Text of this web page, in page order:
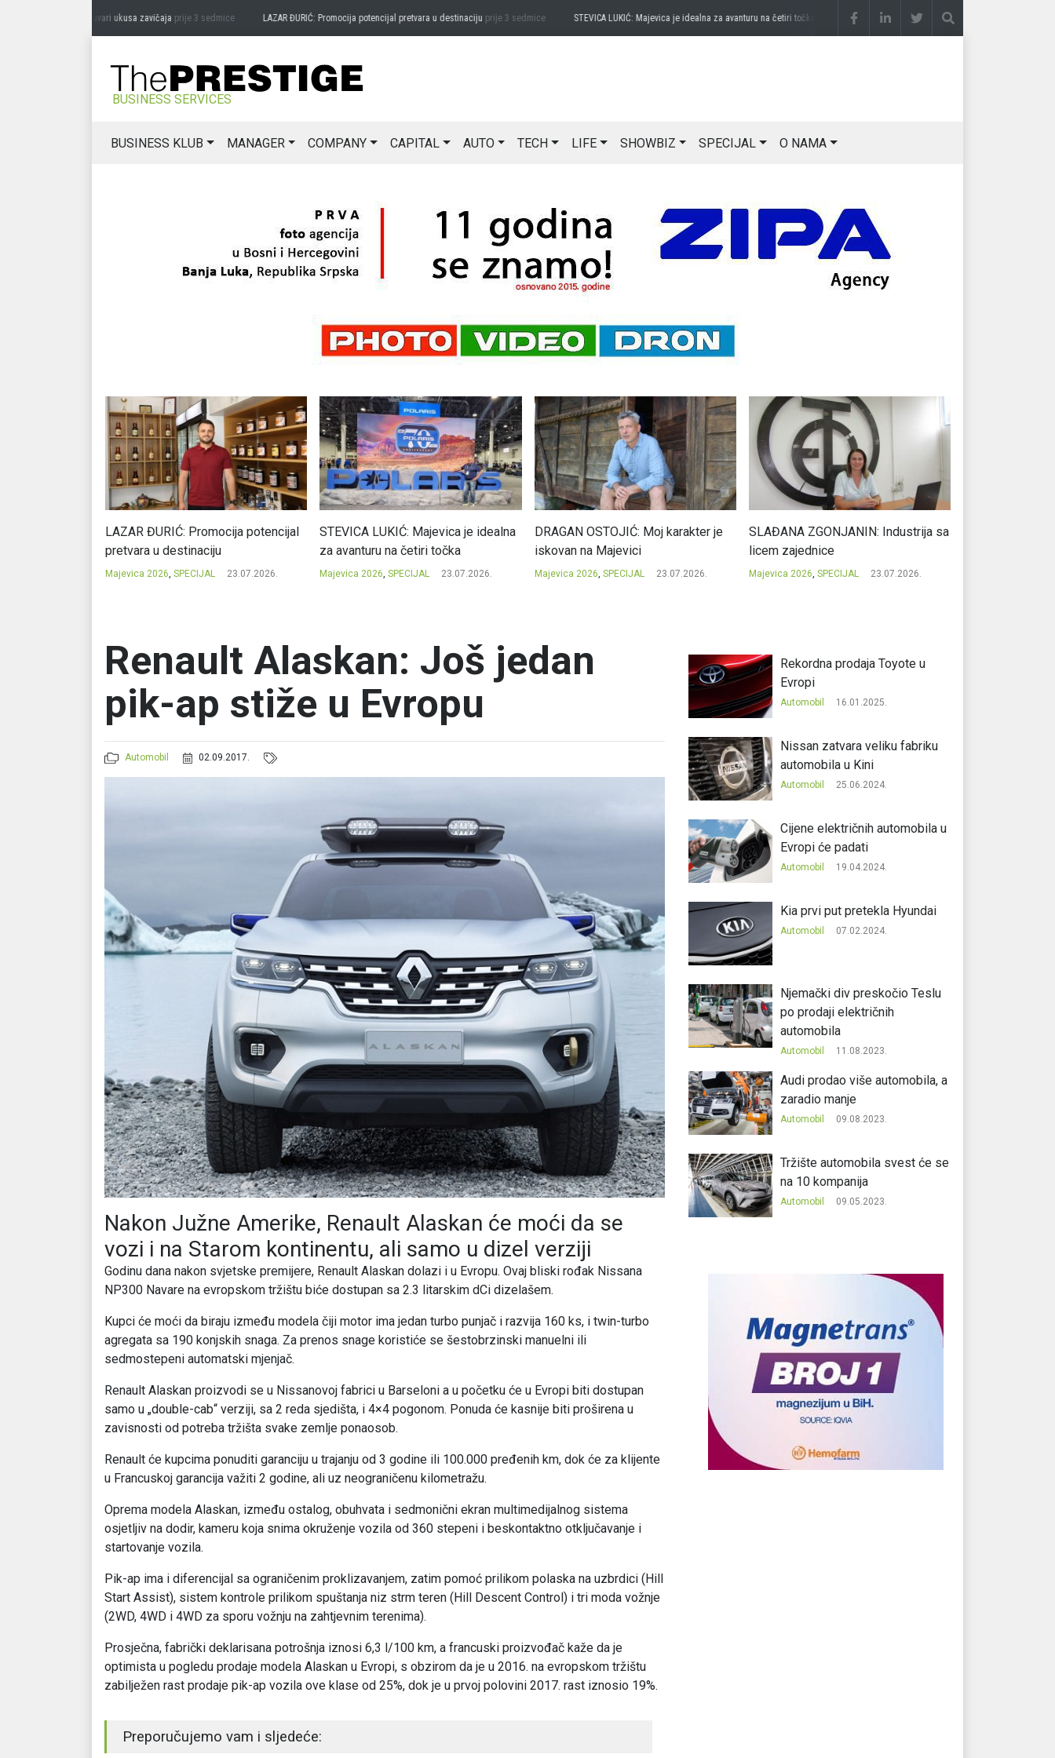
MIĆANOVIĆ: Čuvari ukusa zavičajaprije 3 sedmice LAZAR ĐURIĆ: Promocija potencijal pretvara u destinacijuprije 3 sedmice STEVICA LUKIĆ: Majevica je idealna za avanturu na četiri točkaprije 3 sedmice DRAGAN OSTOJIĆ: Moj karakter je
BUSINESS SERVICES
BUSINESS KLUB MANAGER COMPANY CAPITAL AUTO TECH LIFE SHOWBIZ SPECIJAL O NAMA
LAZAR ĐURIĆ: Promocija potencijal
pretvara u destinaciju
Majevica 2026, SPECIJAL 23.07.2026.
STEVICA LUKIĆ: Majevica je idealna
za avanturu na četiri točka
Majevica 2026, SPECIJAL 23.07.2026.
DRAGAN OSTOJIĆ: Moj karakter je
iskovan na Majevici
Majevica 2026, SPECIJAL 23.07.2026.
SLAĐANA ZGONJANIN: Industrija sa
licem zajednice
Majevica 2026, SPECIJAL 23.07.2026.
Renault Alaskan: Još jedan
pik-ap stiže u Evropu
Automobil 02.09.2017.
Nakon Južne Amerike, Renault Alaskan će moći da se
vozi i na Starom kontinentu, ali samo u dizel verziji
Godinu dana nakon svjetske premijere, Renault Alaskan dolazi i u Evropu. Ovaj bliski rođak Nissana
NP300 Navare na evropskom tržištu biće dostupan sa 2.3 litarskim dCi dizelašem.
Kupci će moći da biraju između modela čiji motor ima jedan turbo punjač i razvija 160 ks, i twin-turbo
agregata sa 190 konjskih snaga. Za prenos snage koristiće se šestobrzinski manuelni ili
sedmostepeni automatski mjenjač.
Renault Alaskan proizvodi se u Nissanovoj fabrici u Barseloni a u početku će u Evropi biti dostupan
samo u „double-cab“ verziji, sa 2 reda sjedišta, i 4×4 pogonom. Ponuda će kasnije biti proširena u
zavisnosti od potreba tržišta svake zemlje ponaosob.
Renault će kupcima ponuditi garanciju u trajanju od 3 godine ili 100.000 pređenih km, dok će za klijente
u Francuskoj garancija važiti 2 godine, ali uz neograničenu kilometražu.
Oprema modela Alaskan, između ostalog, obuhvata i sedmonični ekran multimedijalnog sistema
osjetljiv na dodir, kameru koja snima okruženje vozila od 360 stepeni i beskontaktno otključavanje i
startovanje vozila.
Pik-ap ima i diferencijal sa ograničenim proklizavanjem, zatim pomoć prilikom polaska na uzbrdici (Hill
Start Assist), sistem kontrole prilikom spuštanja niz strm teren (Hill Descent Control) i tri moda vožnje
(2WD, 4WD i 4WD za sporu vožnju na zahtjevnim terenima).
Prosječna, fabrički deklarisana potrošnja iznosi 6,3 l/100 km, a francuski proizvođač kaže da je
optimista u pogledu prodaje modela Alaskan u Evropi, s obzirom da je u 2016. na evropskom tržištu
zabilježen rast prodaje pik-ap vozila ove klase od 25%, dok je u prvoj polovini 2017. rast iznosio 19%.
Preporučujemo vam i sljedeće:
Rekordna prodaja Toyote u
Evropi
Automobil 16.01.2025.
Nissan zatvara veliku fabriku
automobila u Kini
Automobil 25.06.2024.
Cijene električnih automobila u
Evropi će padati
Automobil 19.04.2024.
Kia prvi put pretekla Hyundai
Automobil 07.02.2024.
Njemački div preskočio Teslu
po prodaji električnih
automobila
Automobil 11.08.2023.
Audi prodao više automobila, a
zaradio manje
Automobil 09.08.2023.
Tržište automobila svest će se
na 10 kompanija
Automobil 09.05.2023.